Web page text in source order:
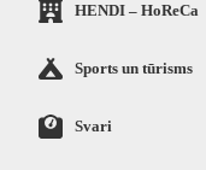
HENDI – HoReCa
Sports un tūrisms
Svari